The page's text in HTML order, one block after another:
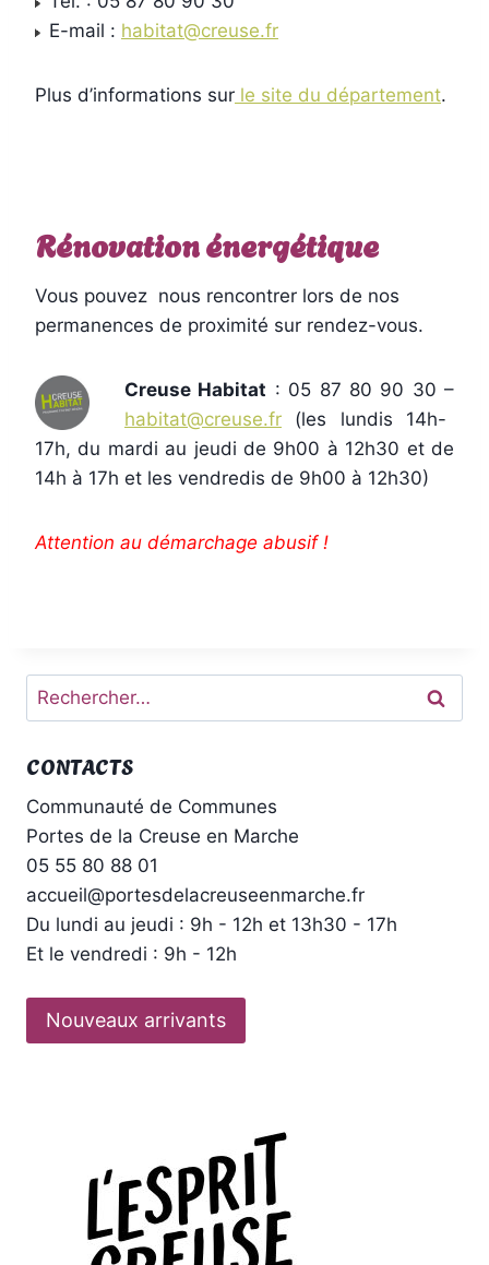
E-mail : habitat@creuse.fr
Plus d’informations sur le site du département.
Rénovation énergétique
Vous pouvez nous rencontrer lors de nos
permanences de proximité sur rendez-vous.
Creuse Habitat : 05 87 80 90 30 –
habitat@creuse.fr (les lundis 14h-
17h, du mardi au jeudi de 9h00 à 12h30 et de
14h à 17h et les vendredis de 9h00 à 12h30)
Attention au démarchage abusif !
Rechercher :
CONTACTS
Communauté de Communes
Portes de la Creuse en Marche
05 55 80 88 01
accueil@portesdelacreuseenmarche.fr
Du lundi au jeudi : 9h - 12h et 13h30 - 17h
Et le vendredi : 9h - 12h
Nouveaux arrivants